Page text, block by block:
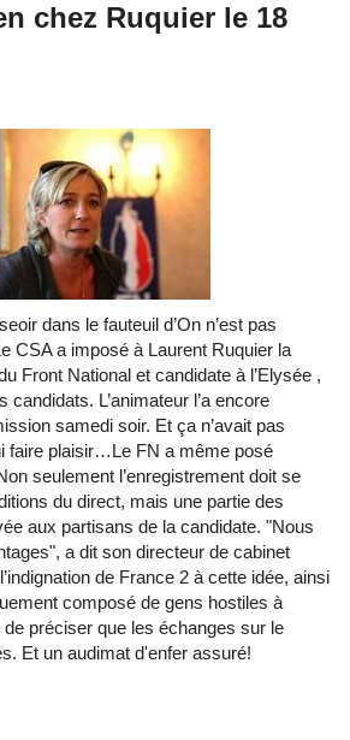
chez Ruquier le 18
dans le fauteuil d’On n’est pas
CSA a imposé à Laurent Ruquier la
Front National et candidate à l’Elysée ,
candidats. L’animateur l’a encore
samedi soir. Et ça n’avait pas
faire plaisir…Le FN a même posé
seulement l’enregistrement doit se
du direct, mais une partie des
aux partisans de la candidate. "Nous
a dit son directeur de cabinet
de France 2 à cette idée, ainsi
composé de gens hostiles à
préciser que les échanges sur le
Et un audimat d'enfer assuré!